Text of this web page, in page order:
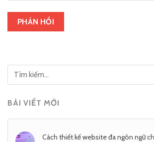
BÀI VIẾT MỚI
Cách thiết kế website đa ngôn ngữ